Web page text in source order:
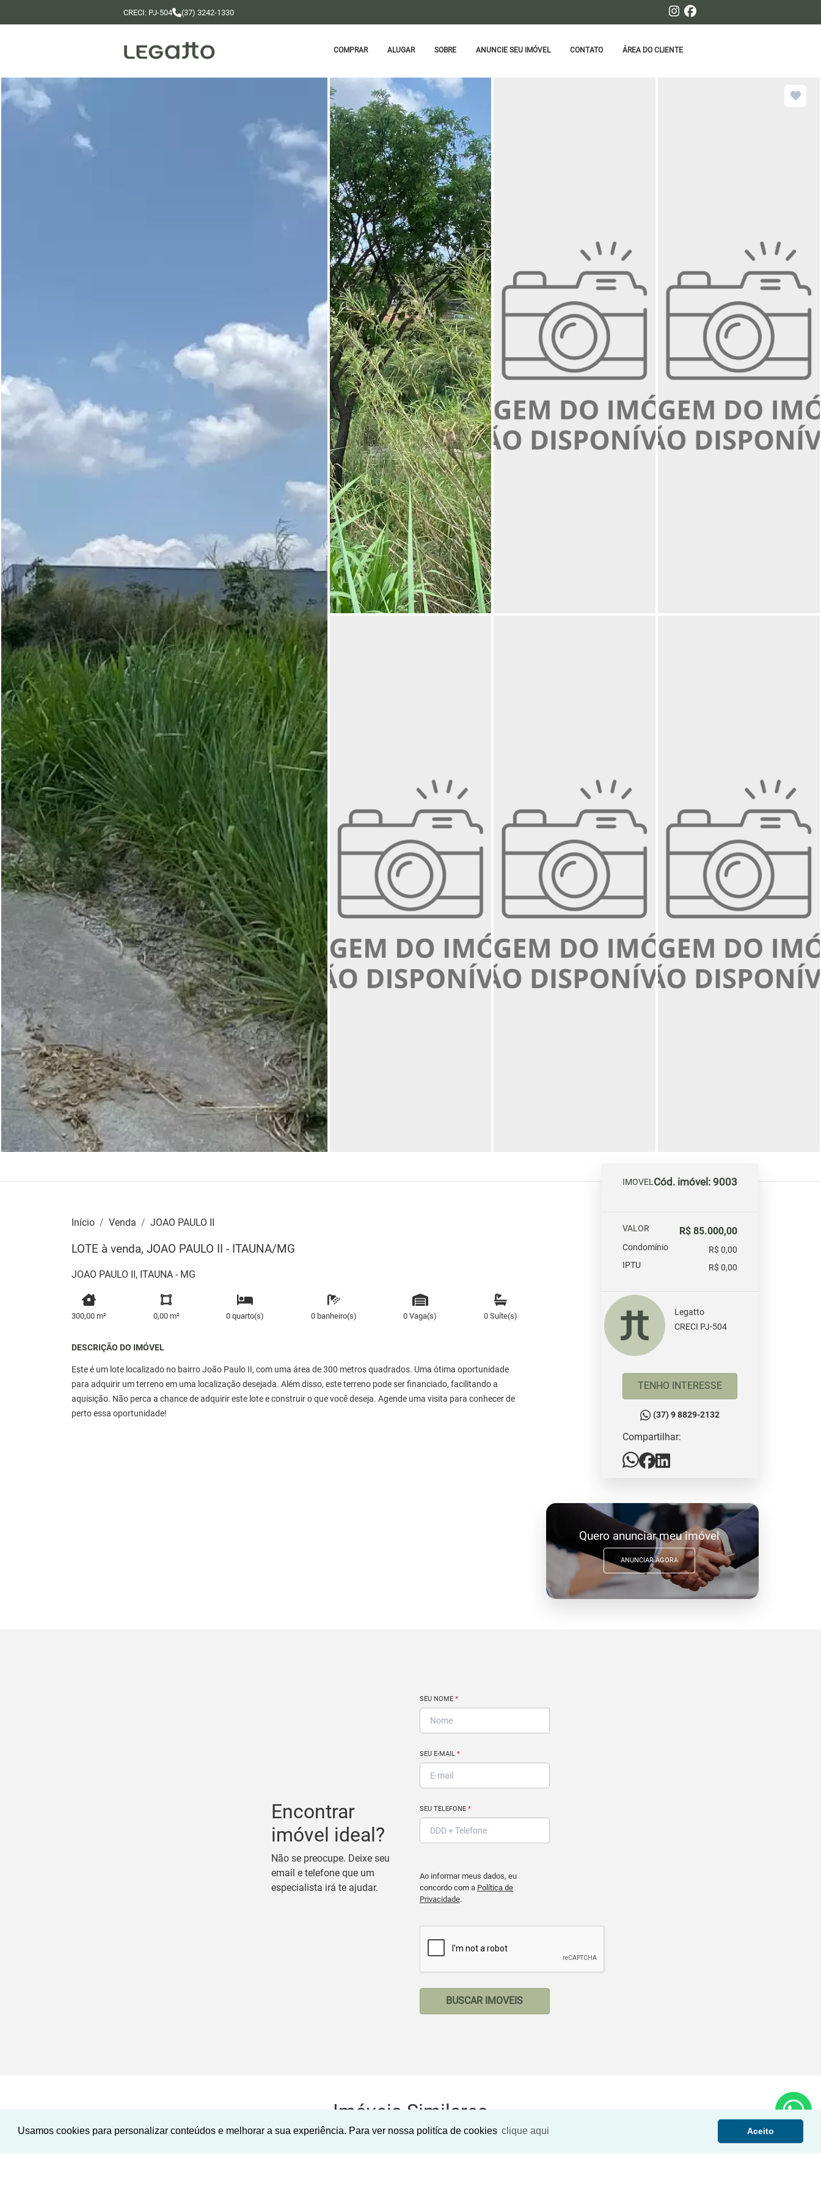
Usamos cookies para personalizar conteúdos e melhorar a sua experiência. Para ver nossa politíca de cookies clique aqui Aceito
CRECI: PJ-504 (37) 3242-1330
COMPRAR ALUGAR SOBRE ANUNCIE SEU IMÓVEL CONTATO ÁREA DO CLIENTE
Início Venda JOAO PAULO II
LOTE à venda, JOAO PAULO II - ITAUNA/MG
JOAO PAULO II, ITAUNA - MG
300,00 m² 0,00 m² 0 quarto(s) 0 banheiro(s) 0 Vaga(s) 0 Suíte(s)
DESCRIÇÃO DO IMÓVEL
Este é um lote localizado no bairro João Paulo II, com uma área de 300 metros quadrados. Uma ótima oportunidade
para adquirir um terreno em uma localização desejada. Além disso, este terreno pode ser financiado, facilitando a
aquisição. Não perca a chance de adquirir este lote e construir o que você deseja. Agende uma visita para conhecer de
perto essa oportunidade!
IMOVELCód. imóvel: 9003
VALOR R$ 85.000,00
Condomínio
R$ 0,00
IPTU
R$ 0,00
Legatto
CRECI PJ-504
TENHO INTERESSE
(37) 9 8829-2132
Compartilhar:
Quero anunciar meu imóvel
ANUNCIAR AGORA
Encontrar
imóvel ideal?
Não se preocupe. Deixe seu
email e telefone que um
especialista irá te ajudar.
SEU NOME *
SEU E-MAIL *
SEU TELEFONE *
Ao informar meus dados, eu
concordo com a Política de
Privacidade.
BUSCAR IMOVEIS
Imóveis Similares